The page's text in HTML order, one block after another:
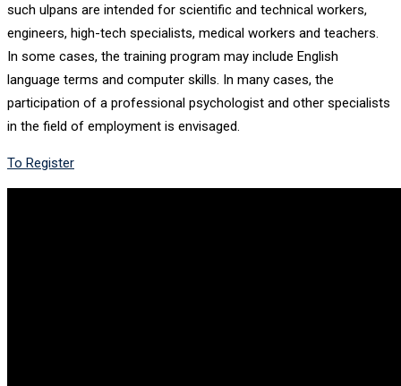
such ulpans are intended for scientific and technical workers,
engineers, high-tech specialists, medical workers and teachers.
In some cases, the training program may include English
language terms and computer skills. In many cases, the
participation of a professional psychologist and other specialists
in the field of employment is envisaged.
To Register